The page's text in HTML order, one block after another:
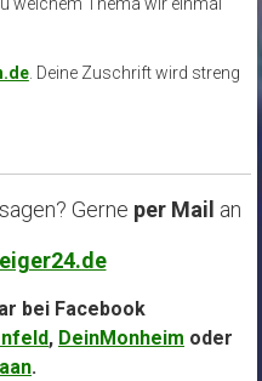
. Deine Zuschrift wird streng
sagen? Gerne per Mail an
bei Facebook
, DeinMonheim oder
.